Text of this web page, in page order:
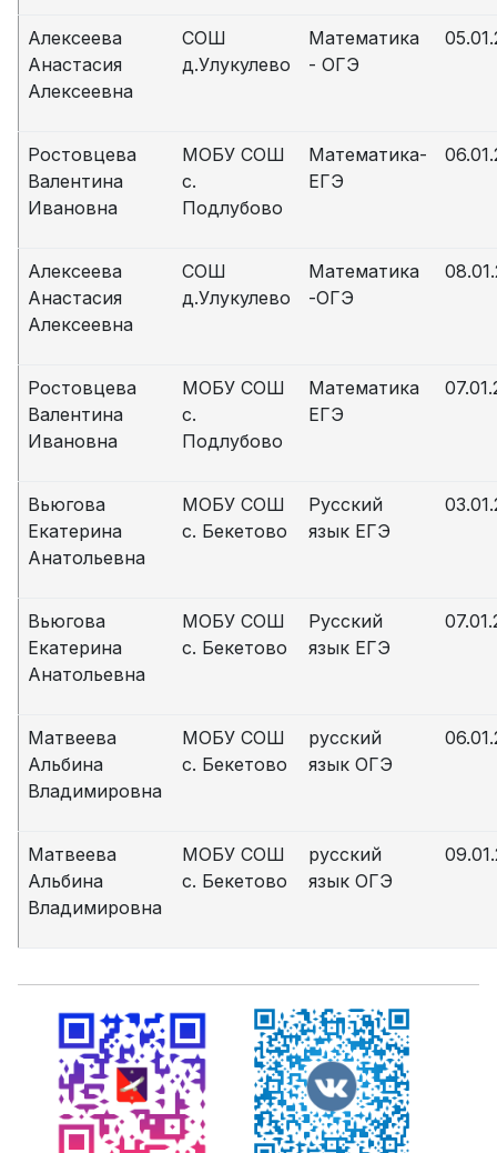
Алексеева
Анастасия
Алексеевна
СОШ
д.Улукулево
Математика
- ОГЭ
Ростовцева
Валентина
Ивановна
МОБУ СОШ
с.
Подлубово
Математика-
ЕГЭ
Алексеева
Анастасия
Алексеевна
СОШ
д.Улукулево
Математика
-ОГЭ
Ростовцева
Валентина
Ивановна
МОБУ СОШ
с.
Подлубово
Математика
ЕГЭ
Вьюгова
Екатерина
Анатольевна
МОБУ СОШ
с. Бекетово
Русский
язык ЕГЭ
Вьюгова
Екатерина
Анатольевна
МОБУ СОШ
с. Бекетово
Русский
язык ЕГЭ
Матвеева
Альбина
Владимировна
МОБУ СОШ
с. Бекетово
русский
язык ОГЭ
Матвеева
Альбина
Владимировна
МОБУ СОШ
с. Бекетово
русский
язык ОГЭ